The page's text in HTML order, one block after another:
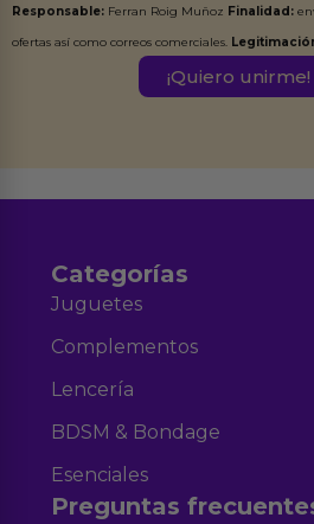
Responsable: Ferran Roig Muñoz Finalidad:
ofertas así como correos comerciales.
Destinatarios:Ferran Roig
Categorías
Juguetes
Complementos
Lencería
BDSM & Bondage
Esenciales
Preguntas